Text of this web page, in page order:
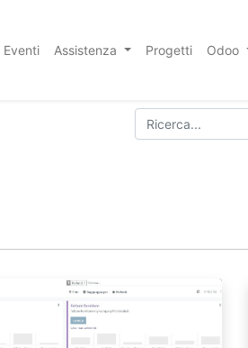
Eventi Assistenza Progetti Odoo